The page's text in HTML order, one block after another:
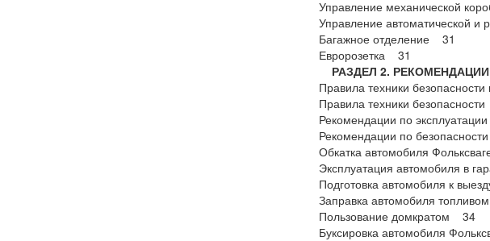
Управление механической
Управление автоматической
Багажное отделение 31
Евророзетка 31
РАЗДЕЛ 2. РЕКОМЕНДАЦИИ
Правила техники
Правила техники
Рекомендации по
Рекомендации по
Обкатка автомобиля
Эксплуатация автомобиля в
Подготовка автомобиля к
Заправка автомобиля
Пользование домкратом 34
Буксировка автомобиля